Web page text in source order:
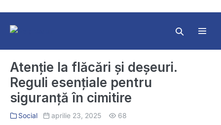
content
Search
Atenție la flăcări și deșeuri.
Reguli esențiale pentru
siguranță în cimitire
Social aprilie 23, 2025 68